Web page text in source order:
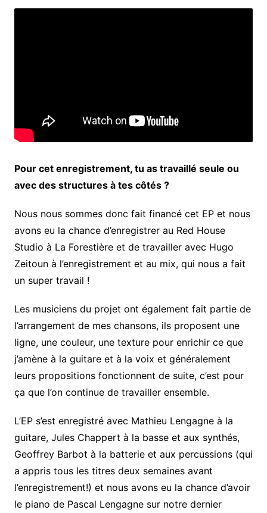
Pour cet enregistrement, tu as travaillé seule ou
avec des structures à tes côtés ?
Nous nous sommes donc fait financé cet EP et nous
avons eu la chance d’enregistrer au Red House
Studio à La Forestière et de travailler avec Hugo
Zeitoun à l’enregistrement et au mix, qui nous a fait
un super travail !
Les musiciens du projet ont également fait partie de
l’arrangement de mes chansons, ils proposent une
ligne, une couleur, une texture pour enrichir ce que
j’amène à la guitare et à la voix et généralement
leurs propositions fonctionnent de suite, c’est pour
ça que l’on continue de travailler ensemble.
L’EP s’est enregistré avec Mathieu Lengagne à la
guitare, Jules Chappert à la basse et aux synthés,
Geoffrey Barbot à la batterie et aux percussions (qui
a appris tous les titres deux semaines avant
l’enregistrement!) et nous avons eu la chance d’avoir
le piano de Pascal Lengagne sur notre dernier